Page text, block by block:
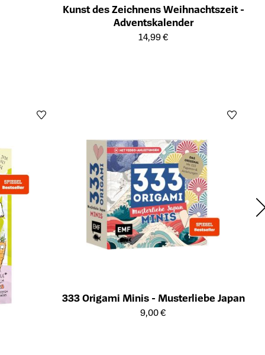
Kunst des Zeichnens Weihnachtszeit -
Adventskalender
Öffnet die Detailseite des Produkts
14,99 €
333 Origami Minis - Musterliebe Japan
Öffnet die Detailseite des Produkts
9,00 €